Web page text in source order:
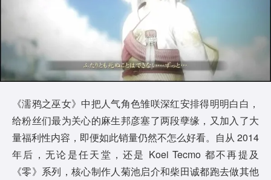
《濡鸦之巫女》中把人气角色雏咲深红安排得明明白白，
给粉丝们最为关心的麻生邦彦塞了两段孽缘，又加入了大
量福利性内容，即便如此销量仍然不怎么好看。自从 2014
年后，无论是任天堂，还是 Koei Tecmo 都不再提及
《零》系列，核心制作人菊池启介和柴田诚都跑去做其他